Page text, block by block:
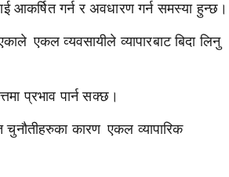
आकर्षित गर्न र अवधारण गर्न समस्या हुन्छ।
एकल व्यवसायीले व्यापारबाट बिदा लिनु
प्रभाव पार्न सक्छ।
चुनौतीहरुका कारण एकल व्यापारिक